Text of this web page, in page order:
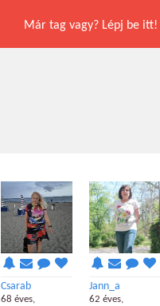
Már tag vagy? Lépj be itt!
Csarab
68 éves,
Jann_a
62 éves,